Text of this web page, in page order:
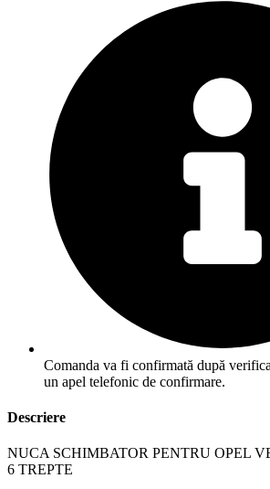
Comanda va fi confirmată după
un apel telefonic de confirmare.
Descriere
NUCA SCHIMBATOR PENTRU OPEL
6 TREPTE